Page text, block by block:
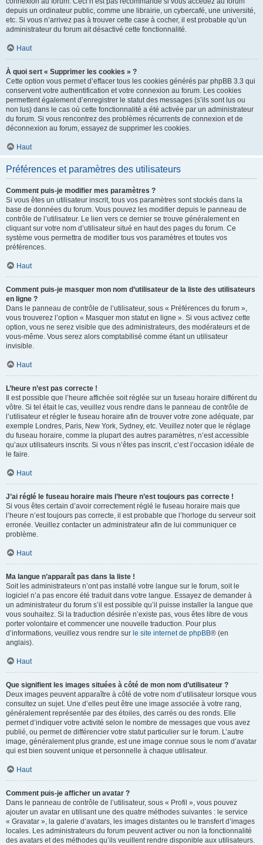
depuis un ordinateur public, comme une librairie, un cybercafé, une université,
etc. Si vous n’arrivez pas à trouver cette case à cocher, il est probable qu’un
administrateur du forum ait désactivé cette fonctionnalité.
Haut
À quoi sert « Supprimer les cookies » ?
Cette option vous permet d’effacer tous les cookies générés par phpBB 3.3 qui
conservent votre authentification et votre connexion au forum. Les cookies
permettent également d’enregistrer le statut des messages (s’ils sont lus ou
non lus) dans le cas où cette fonctionnalité a été activée par un administrateur
du forum. Si vous rencontrez des problèmes récurrents de connexion et de
déconnexion au forum, essayez de supprimer les cookies.
Haut
Préférences et paramètres des utilisateurs
Comment puis-je modifier mes paramètres ?
Si vous êtes un utilisateur inscrit, tous vos paramètres sont stockés dans la
base de données du forum. Vous pouvez les modifier depuis le panneau de
contrôle de l’utilisateur. Le lien vers ce dernier se trouve généralement en
cliquant sur votre nom d’utilisateur situé en haut des pages du forum. Ce
système vous permettra de modifier tous vos paramètres et toutes vos
préférences.
Haut
Comment puis-je masquer mon nom d’utilisateur de la liste des utilisateurs
en ligne ?
Dans le panneau de contrôle de l’utilisateur, sous « Préférences du forum »,
vous trouverez l’option « Masquer mon statut en ligne ». Si vous activez cette
option, vous ne serez visible que des administrateurs, des modérateurs et de
vous-même. Vous serez alors comptabilisé comme étant un utilisateur
invisible.
Haut
L’heure n’est pas correcte !
Il est possible que l’heure affichée soit réglée sur un fuseau horaire différent du
vôtre. Si tel était le cas, veuillez vous rendre dans le panneau de contrôle de
l’utilisateur et régler le fuseau horaire afin de trouver votre zone adéquate, par
exemple Londres, Paris, New York, Sydney, etc. Veuillez noter que le réglage
du fuseau horaire, comme la plupart des autres paramètres, n’est accessible
qu’aux utilisateurs inscrits. Si vous n’êtes pas inscrit, c’est l’occasion idéale de
le faire.
Haut
J’ai réglé le fuseau horaire mais l’heure n’est toujours pas correcte !
Si vous êtes certain d’avoir correctement réglé le fuseau horaire mais que
l’heure n’est toujours pas correcte, il est probable que l’horloge du serveur soit
erronée. Veuillez contacter un administrateur afin de lui communiquer ce
problème.
Haut
Ma langue n’apparaît pas dans la liste !
Soit les administrateurs n’ont pas installé votre langue sur le forum, soit le
logiciel n’a pas encore été traduit dans votre langue. Essayez de demander à
un administrateur du forum s’il est possible qu’il puisse installer la langue que
vous souhaitez. Si la traduction désirée n’existe pas, vous êtes libre de vous
porter volontaire et commencer une nouvelle traduction. Pour plus
d’informations, veuillez vous rendre sur le site internet de phpBB® (en
anglais).
Haut
Que signifient les images situées à côté de mon nom d’utilisateur ?
Deux images peuvent apparaître à côté de votre nom d’utilisateur lorsque vous
consultez un sujet. Une d’elles peut être une image associée à votre rang,
généralement représentée par des étoiles, des carrés ou des ronds. Elle
permet d’indiquer votre activité selon le nombre de messages que vous avez
publié, ou permet de différencier votre statut particulier sur le forum. L’autre
image, généralement plus grande, est une image connue sous le nom d’avatar
qui est bien souvent unique et personnelle à chaque utilisateur.
Haut
Comment puis-je afficher un avatar ?
Dans le panneau de contrôle de l’utilisateur, sous « Profil », vous pouvez
ajouter un avatar en utilisant une des quatre méthodes suivantes : le service
« Gravatar », la galerie d’avatars, les images distantes ou le transfert d’images
locales. Les administrateurs du forum peuvent activer ou non la fonctionnalité
des avatars et des méthodes qu’ils veuillent rendre disponible aux utilisateurs.